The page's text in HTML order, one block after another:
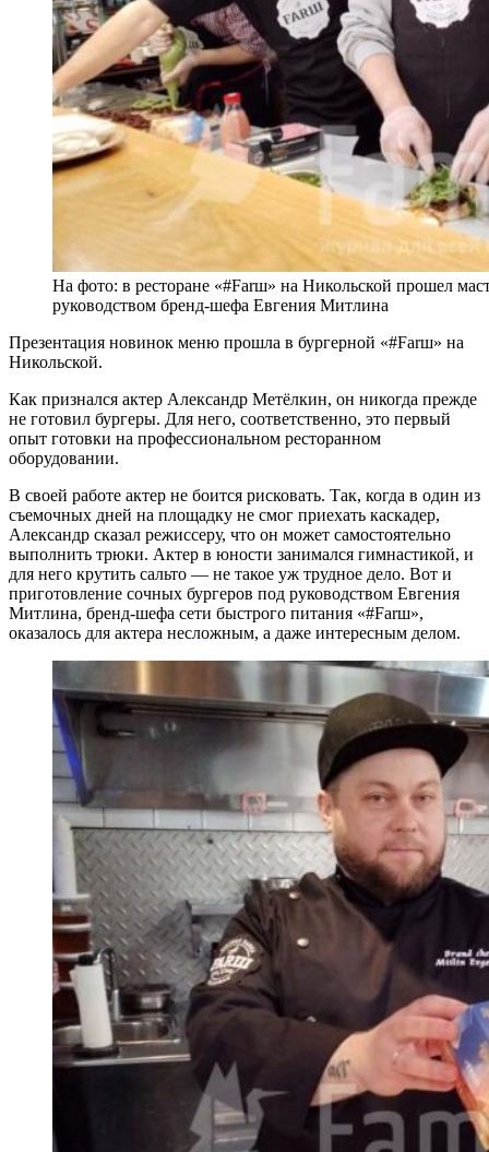
На фото: в ресторане «#Farш» на Никольской прошел
руководством бренд-шефа Евгения Митлина
Презентация новинок меню прошла в бургерной «#Farш» на
Никольской.
Как признался актер Александр Метёлкин, он никогда прежде
не готовил бургеры. Для него, соответственно, это первый
опыт готовки на профессиональном ресторанном
оборудовании.
В своей работе актер не боится рисковать. Так, когда в один из
съемочных дней на площадку не смог приехать каскадер,
Александр сказал режиссеру, что он может самостоятельно
выполнить трюки. Актер в юности занимался гимнастикой, и
для него крутить сальто — не такое уж трудное дело. Вот и
приготовление сочных бургеров под руководством Евгения
Митлина, бренд-шефа сети быстрого питания «#Farш»,
оказалось для актера несложным, а даже интересным делом.